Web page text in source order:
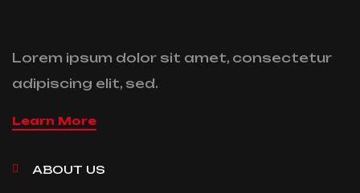
Lorem ipsum dolor sit amet, consectetur
adipiscing elit, sed.
Learn More
ABOUT US